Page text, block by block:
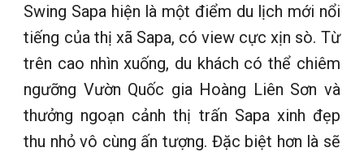
Swing Sapa hiện là một điểm du lịch mới nổi
tiếng của thị xã Sapa, có view cực xịn sò. Từ
trên cao nhìn xuống, du khách có thể chiêm
ngưỡng Vườn Quốc gia Hoàng Liên Sơn và
thưởng ngoạn cảnh thị trấn Sapa xinh đẹp
thu nhỏ vô cùng ấn tượng. Đặc biệt hơn là sẽ